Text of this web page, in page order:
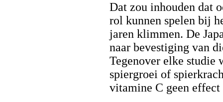
Dat zou inhouden dat
rol kunnen spelen bij
jaren klimmen. De
naar bevestiging van
Tegenover elke studie
spiergroei of
vitamine C geen